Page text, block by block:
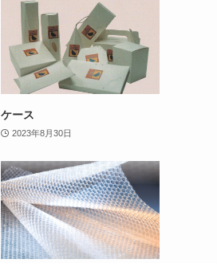
ケース
2023年8月30日